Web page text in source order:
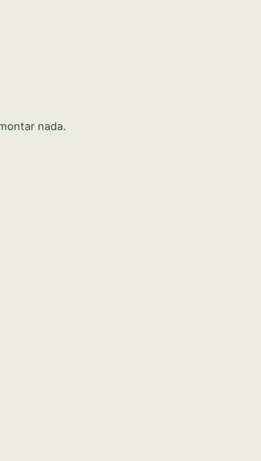
nada.